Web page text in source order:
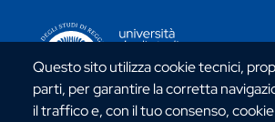
Questo sito utilizza cookie tecnici,
parti, per garantire la corretta
il traffico e, con il tuo consenso,
CONTATTI ATENEO